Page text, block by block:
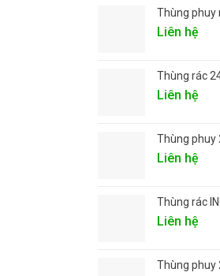
Thùng phuy
Liên hệ
Thùng rác
Liên hệ
Thùng phuy
Liên hệ
Thùng rác
Liên hệ
Thùng phuy